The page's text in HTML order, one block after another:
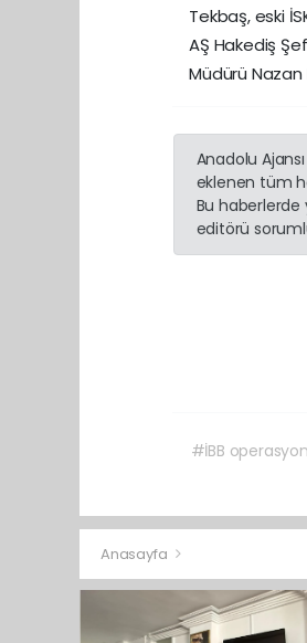
Tekbaş, eski
AŞ Hakediş
Müdürü Nazan
Anadolu
eklenen tüm
Bu
editörü
#İBB
Anasayfa